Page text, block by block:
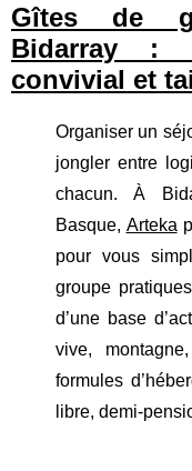
Gîtes de
Bidarray :
convivial et
Organiser un
jongler entre
chacun. À
Basque, Arteka
pour vous
groupe
d’une base
vive,
formules
libre, demi-